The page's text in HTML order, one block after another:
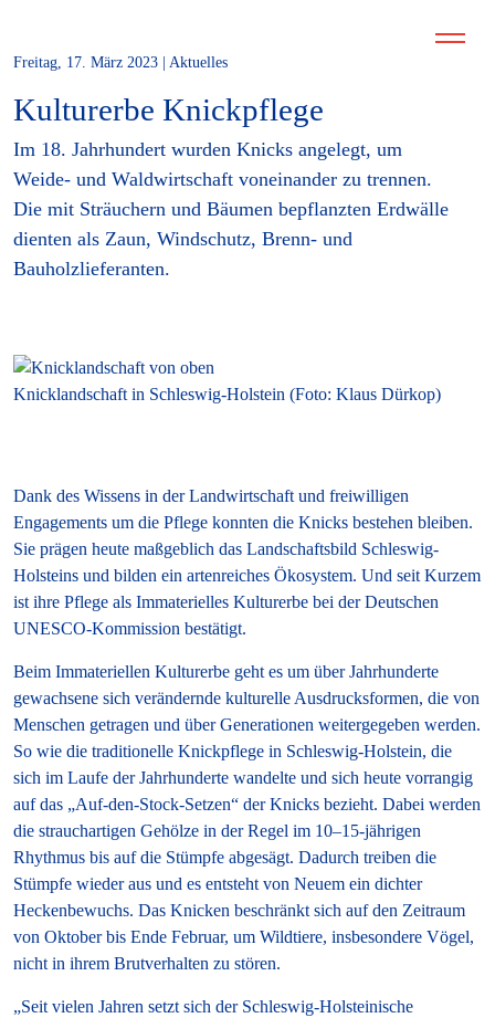
Freitag, 17. März 2023 | Aktuelles
Kulturerbe Knickpflege
Im 18. Jahrhundert wurden Knicks angelegt, um
Weide- und Waldwirtschaft voneinander zu trennen.
Die mit Sträuchern und Bäumen bepflanzten Erdwälle
dienten als Zaun, Windschutz, Brenn- und
Bauholzlieferanten.
Knicklandschaft in Schleswig-Holstein (Foto: Klaus Dürkop)
Dank des Wissens in der Landwirtschaft und freiwilligen
Engagements um die Pflege konnten die Knicks bestehen bleiben.
Sie prägen heute maßgeblich das Landschaftsbild Schleswig-
Holsteins und bilden ein artenreiches Ökosystem. Und seit Kurzem
ist ihre Pflege als Immaterielles Kulturerbe bei der Deutschen
UNESCO-Kommission bestätigt.
Beim Immateriellen Kulturerbe geht es um über Jahrhunderte
gewachsene sich verändernde kulturelle Ausdrucksformen, die von
Menschen getragen und über Generationen weitergegeben werden.
So wie die traditionelle Knickpflege in Schleswig-Holstein, die
sich im Laufe der Jahrhunderte wandelte und sich heute vorrangig
auf das „Auf-den-Stock-Setzen“ der Knicks bezieht. Dabei werden
die strauchartigen Gehölze in der Regel im 10–15-jährigen
Rhythmus bis auf die Stümpfe abgesägt. Dadurch treiben die
Stümpfe wieder aus und es entsteht von Neuem ein dichter
Heckenbewuchs. Das Knicken beschränkt sich auf den Zeitraum
von Oktober bis Ende Februar, um Wildtiere, insbesondere Vögel,
nicht in ihrem Brutverhalten zu stören.
„Seit vielen Jahren setzt sich der Schleswig-Holsteinische